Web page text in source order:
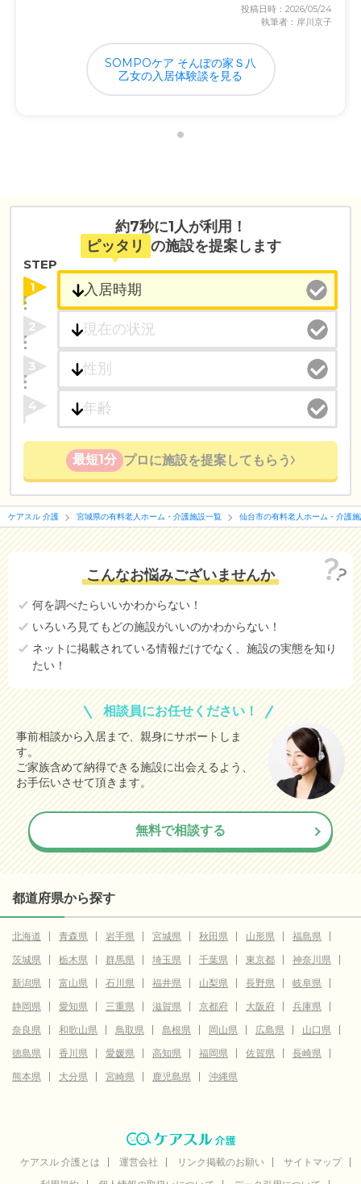
投稿日時：2026/05/24
執筆者：岸川京子
SOMPOケア そんぽの家Ｓ八
乙女の入居体験談を見る
約7秒に1人が利用！
ピッタリ の施設を提案します
STEP
1
2
3
4
最短1分 プロに施設を提案してもらう
ケアスル 介護 宮城県の有料老人ホーム・介護施設一覧 仙台市の有料老人ホーム・介護
こんなお悩みございませんか
何を調べたらいいかわからない！
いろいろ見てもどの施設がいいのかわからない！
ネットに掲載されている情報だけでなく、施設の実態を知り
たい！
相談員にお任せください！
事前相談から入居まで、親身にサポートしま
す。
ご家族含めて納得できる施設に出会えるよう、
お手伝いさせて頂きます。
無料で相談する
都道府県から探す
北海道 青森県 岩手県 宮城県 秋田県 山形県
福島県
茨城県
栃木県 群馬県 埼玉県 千葉県 東京都
神奈川県
新潟県
富山県 石川県 福井県 山梨県 長野県
岐阜県
静岡県
愛知県 三重県 滋賀県 京都府 大阪府
兵庫県
奈良県
和歌山県 鳥取県 島根県 岡山県 広島県
山口県
徳島県
香川県 愛媛県 高知県 福岡県 佐賀県
長崎県
熊本県
大分県 宮崎県 鹿児島県 沖縄県
ケアスル 介護とは 運営会社 リンク掲載のお願い
サイトマップ